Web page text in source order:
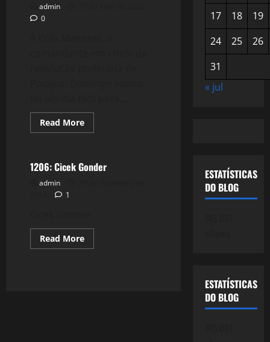
admin
0
Read MoreRead
more
anos
que
Política
1206: Cicek Gonder
admin
1
Read MoreRead
more
17
18
19
24
25
26
31
« jul
ESTATÍSTICAS
DO BLOG
ESTATÍSTICAS
DO BLOG